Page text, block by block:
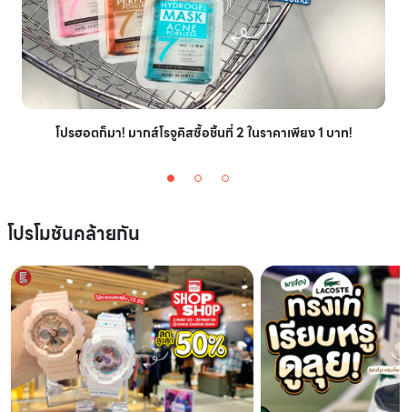
โปรฮอตก็มา! มากส์โรจูคิสซื้อชิ้นที่ 2 ในราคาเพียง 1 บาท!
โปรโมชันคล้ายกัน